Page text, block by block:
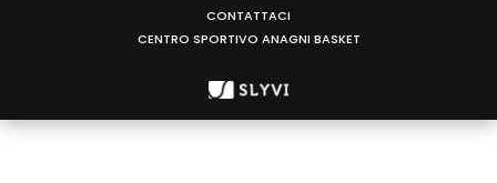
CONTATTACI
CENTRO SPORTIVO ANAGNI BASKET